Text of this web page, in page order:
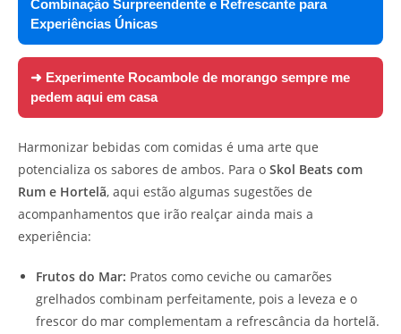
Combinação Surpreendente e Refrescante para
Experiências Únicas
➜ Experimente Rocambole de morango sempre me
pedem aqui em casa
Harmonizar bebidas com comidas é uma arte que
potencializa os sabores de ambos. Para o Skol Beats com
Rum e Hortelã, aqui estão algumas sugestões de
acompanhamentos que irão realçar ainda mais a
experiência:
Frutos do Mar: Pratos como ceviche ou camarões
grelhados combinam perfeitamente, pois a leveza e o
frescor do mar complementam a refrescância da hortelã.